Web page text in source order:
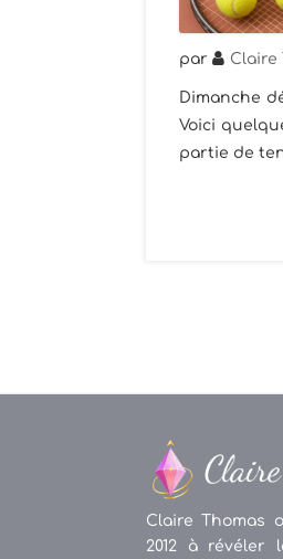
par Claire
Dimanche
Voici
partie de
Claire Thomas
2012 à révéler